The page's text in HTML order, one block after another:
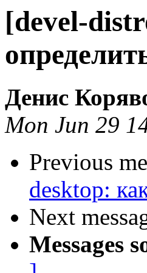
[devel-
Денис
Mon Jun 29
Previous
desktop:
Next
Messages